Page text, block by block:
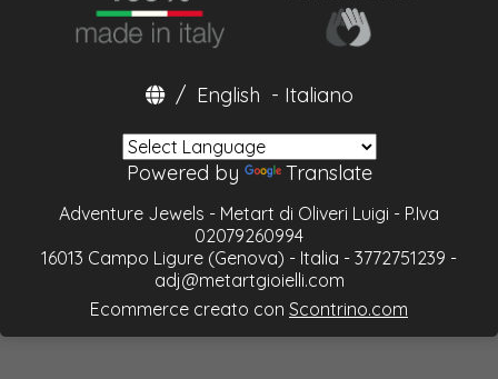
/ English - Italiano
Powered by Translate
Adventure Jewels - Metart di Oliveri Luigi - P.Iva
02079260994
16013 Campo Ligure (Genova) - Italia - 3772751239 -
adj@metartgioielli.com
Ecommerce creato con Scontrino.com